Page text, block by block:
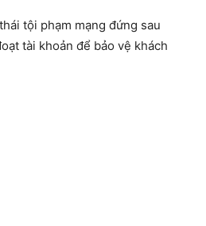
tội phạm mạng đứng sau
tài khoản để bảo vệ khách